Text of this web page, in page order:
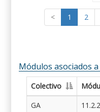
< 1 2
Módulos asociados
Colectivo
GA
11.2.2